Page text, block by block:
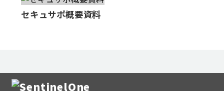
セキュサポ概要資料